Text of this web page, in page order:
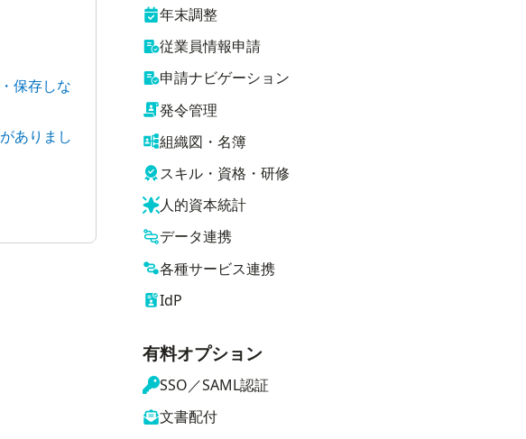
保存しな
ありまし
年末調整
従業員情報申請
申請ナビゲーション
発令管理
組織図・名簿
スキル・資格・研修
人的資本統計
データ連携
各種サービス連携
IdP
有料オプション
SSO／SAML認証
文書配付